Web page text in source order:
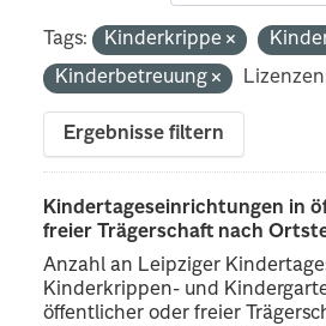
Tags: Kinderkrippe
Kinderbetreuung
Ergebnisse filtern
Kindertageseinrichtungen in
freier Trägerschaft nach
Anzahl an Leipziger
Kinderkrippen- und
öffentlicher oder freier